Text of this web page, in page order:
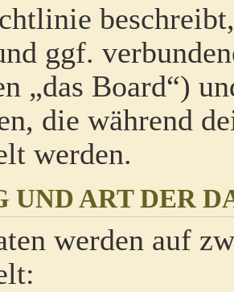
ggf.
„das Board“)
die während
werden.
UND ART DER
werden auf